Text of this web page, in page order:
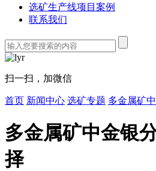
选矿生产线项目案例
联系我们
扫一扫，加微信
首页 新闻中心 选矿专题 多金属矿
多金属矿中金银
择